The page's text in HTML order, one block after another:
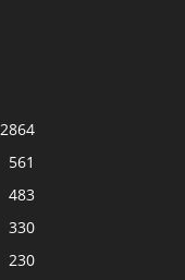
2864
561
483
330
230